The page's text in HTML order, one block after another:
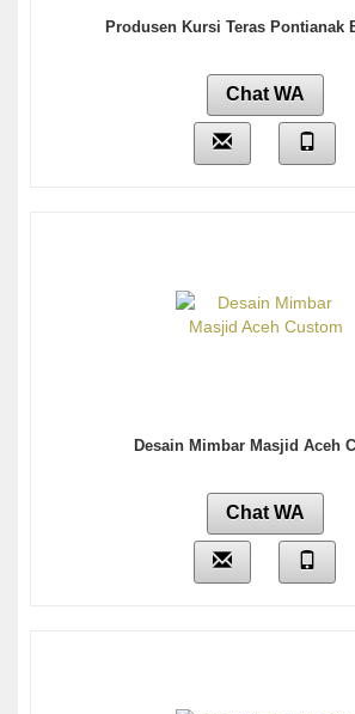
Produsen Kursi Teras Pontianak
Chat WA
Desain Mimbar Masjid Aceh
Chat WA